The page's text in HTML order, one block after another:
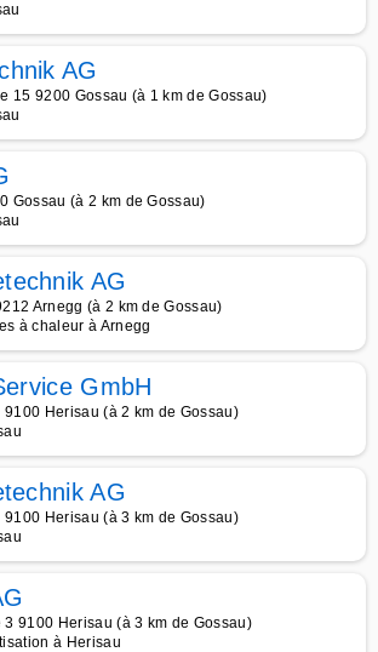
AG
15 9200 Gossau (à 1 km de Gossau)
Gossau (à 2 km de Gossau)
AG
Arnegg (à 2 km de Gossau)
à chaleur à Arnegg
GmbH
Herisau (à 2 km de Gossau)
AG
Herisau (à 3 km de Gossau)
9100 Herisau (à 3 km de Gossau)
à Herisau